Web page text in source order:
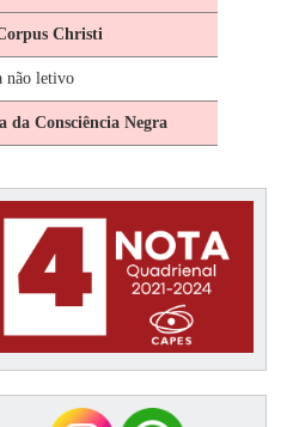
Christi
não letivo
da Consciência Negra